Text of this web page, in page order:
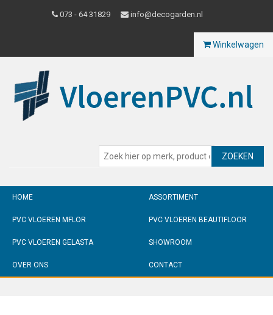
073 - 64 31829 info@decogarden.nl
Winkelwagen
ZOEKEN
HOME ASSORTIMENT
PVC VLOEREN MFLOR PVC VLOEREN BEAUTIFLOOR
PVC VLOEREN GELASTA SHOWROOM
OVER ONS CONTACT